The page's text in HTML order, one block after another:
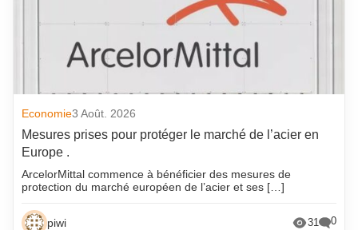
Economie3 Août. 2026
Mesures prises pour protéger le marché de l’acier en
Europe .
ArcelorMittal commence à bénéficier des mesures de
protection du marché européen de l’acier et ses […]
piwi 31 0